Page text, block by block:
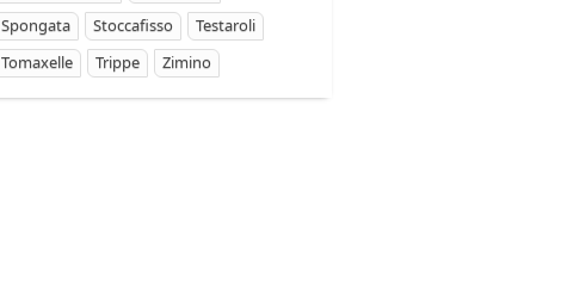
Spongata
Stoccafisso
Testaroli
Tomaxelle
Trippe Zimino